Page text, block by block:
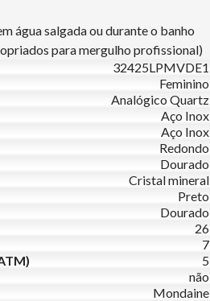
água salgada ou durante o banho
para mergulho profissional)
32425LPMVDE1
Feminino
Analógico Quartz
Aço Inox
Aço Inox
Redondo
Dourado
Cristal mineral
Preto
Dourado
26
7
5
não
Mondaine